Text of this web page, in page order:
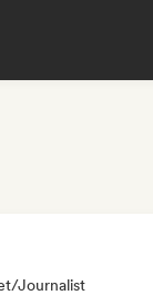
Journalist